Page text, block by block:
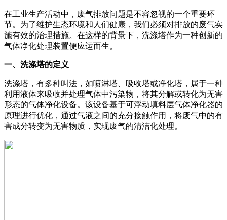
在工业生产活动中，废气排放问题是不容忽视的一个重要环
节。为了维护生态环境和人们健康，我们必须对排放的废气实
施有效的治理措施。在这样的背景下，洗涤塔作为一种创新的
气体净化处理装置便应运而生。
一、洗涤塔的定义
洗涤塔，有多种叫法，如喷淋塔、吸收塔或净化塔，属于一种
利用液体来吸收并处理气体中污染物，将其分解或转化为无害
形态的气体净化设备。该设备基于可浮动填料层气体净化器的
原理进行优化，通过气液之间的充分接触作用，将废气中的有
害成分转变为无害物质，实现废气的清洁化处理。